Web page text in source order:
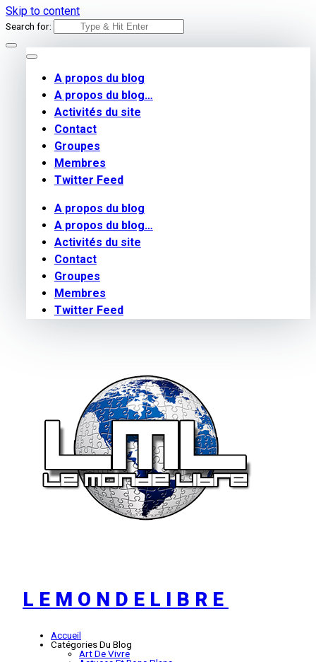
Skip to content
Search for:
A propos du blog
A propos du blog…
Activités du site
Contact
Groupes
Membres
Twitter Feed
A propos du blog
A propos du blog…
Activités du site
Contact
Groupes
Membres
Twitter Feed
LEMONDELIBRE
Accueil
Catégories Du Blog
Art De Vivre